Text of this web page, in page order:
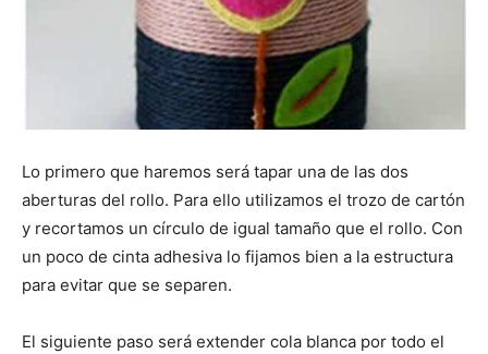
Lo primero que haremos será tapar una de las dos
aberturas del rollo. Para ello utilizamos el trozo de cartón
y recortamos un círculo de igual tamaño que el rollo. Con
un poco de cinta adhesiva lo fijamos bien a la estructura
para evitar que se separen.
El siguiente paso será extender cola blanca por todo el